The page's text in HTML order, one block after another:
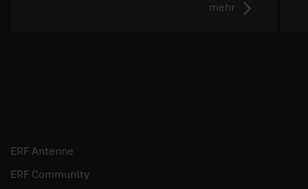
mehr
ERF Antenne
ERF Community